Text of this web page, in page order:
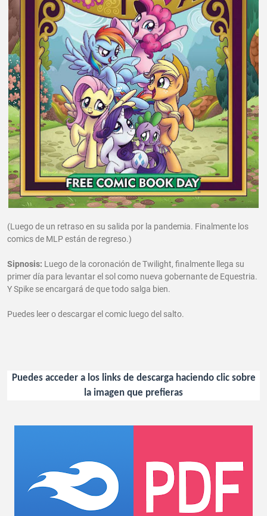
(Luego de un retraso en su salida por la pandemia. Finalmente los
comics de MLP están de regreso.)
Sipnosis: Luego de la coronación de Twilight, finalmente llega su
primer día para levantar el sol como nueva gobernante de Equestria.
Y Spike se encargará de que todo salga bien.
Puedes leer o descargar el comic luego del salto.
Puedes acceder a los links de descarga haciendo clic sobre
la imagen que prefieras